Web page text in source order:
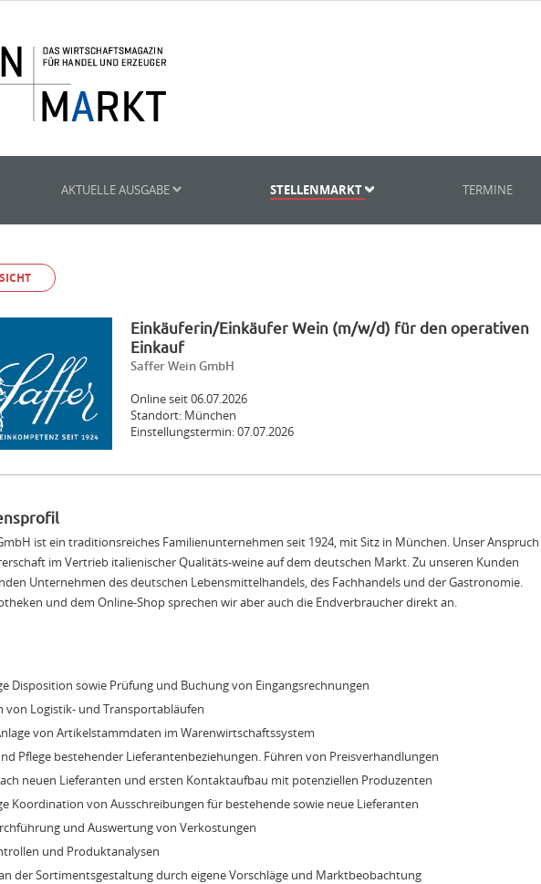
AKTUELLE AUSGABE STELLENMARKT TERMINE
Einkäuferin/Einkäufer Wein (m/w/d) für den operativen
Einkauf
Saffer Wein GmbH
Online seit 06.07.2026
Standort: München
Einstellungstermin: 07.07.2026
ist ein traditionsreiches Familienunternehmen seit 1924, mit Sitz in München. Unser Anspruch
im Vertrieb italienischer Qualitäts-weine auf dem deutschen Markt. Zu unseren Kunden
Unternehmen des deutschen Lebensmittelhandels, des Fachhandels und der Gastronomie.
und dem Online-Shop sprechen wir aber auch die Endverbraucher direkt an.
Disposition sowie Prüfung und Buchung von Eingangsrechnungen
von Logistik- und Transportabläufen
von Artikelstammdaten im Warenwirtschaftssystem
Pflege bestehender Lieferantenbeziehungen. Führen von Preisverhandlungen
neuen Lieferanten und ersten Kontaktaufbau mit potenziellen Produzenten
Koordination von Ausschreibungen für bestehende sowie neue Lieferanten
und Auswertung von Verkostungen
und Produktanalysen
der Sortimentsgestaltung durch eigene Vorschläge und Marktbeobachtung